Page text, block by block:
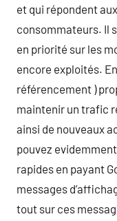
et qui répondent
consommateurs. Il
en priorité sur les
encore exploités.
référencement )
maintenir un trafic
ainsi de nouveaux
pouvez
rapides en payant
messages
tout sur ces